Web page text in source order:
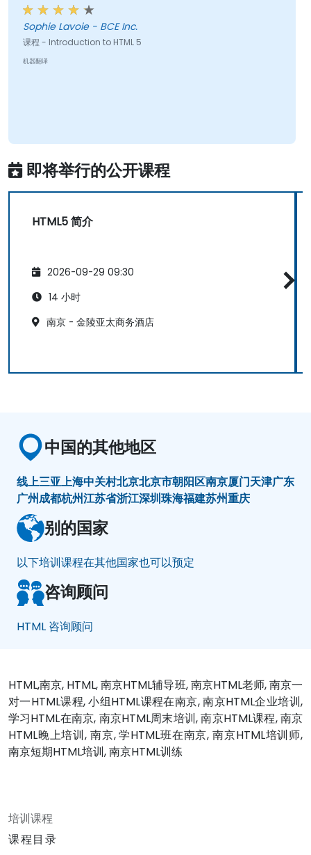
Sophie Lavoie - BCE Inc.
课程 - Introduction to HTML 5
机器翻译
即将举行的公开课程
HTML5 简介
2026-09-29 09:30
14 小时
南京 - 金陵亚太商务酒店
中国的其他地区
线上三亚上海中关村北京北京市朝阳区南京厦门天津广东
广州成都杭州江苏省浙江深圳珠海福建苏州重庆
别的国家
以下培训课程在其他国家也可以预定
咨询顾问
HTML 咨询顾问
HTML,南京, HTML, 南京HTML辅导班, 南京HTML老师, 南京一
对一HTML课程, 小组HTML课程在南京, 南京HTML企业培训,
学习HTML在南京, 南京HTML周末培训, 南京HTML课程, 南京
HTML晚上培训, 南京, 学HTML班在南京, 南京HTML培训师,
南京短期HTML培训, 南京HTML训练
培训课程
课程目录